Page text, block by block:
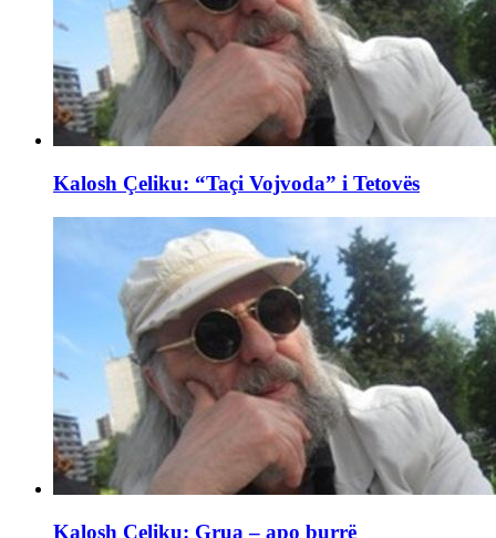
Kalosh Çeliku: “Taçi Vojvoda” i Tetovës
Kalosh Çeliku: Grua – apo burrë